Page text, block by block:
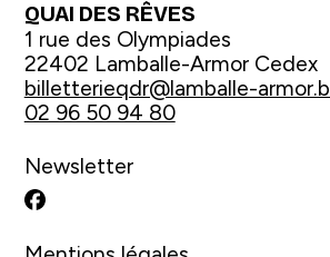
QUAI DES RÊVES
1 rue des Olympiades
22402 Lamballe-Armor Cedex
billetterieqdr@lamballe-
02 96 50 94 80
Newsletter
Facebook